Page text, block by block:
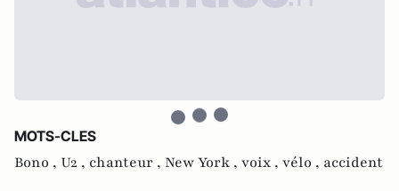
MOTS-CLES
Bono , U2 , chanteur , New York , voix , vélo , accident